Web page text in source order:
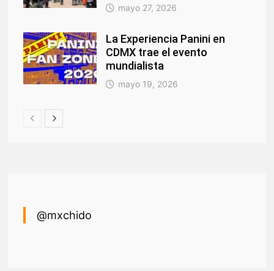
mayo 27, 2026
La Experiencia Panini en
CDMX trae el evento
mundialista
mayo 19, 2026
@mxchido